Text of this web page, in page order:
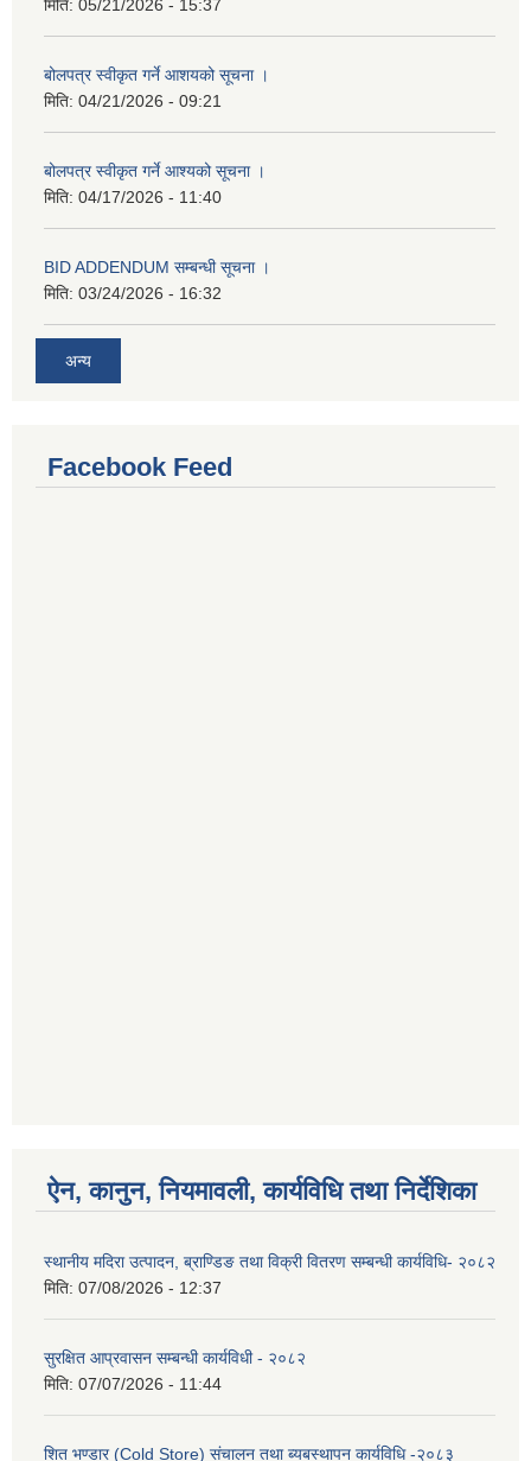
मिति: 05/21/2026 - 15:37
बोलपत्र स्वीकृत गर्ने आशयको सूचना ।
मिति: 04/21/2026 - 09:21
बोलपत्र स्वीकृत गर्ने आश्यको सूचना ।
मिति: 04/17/2026 - 11:40
BID ADDENDUM सम्बन्धी सूचना ।
मिति: 03/24/2026 - 16:32
अन्य
Facebook Feed
ऐन, कानुन, नियमावली, कार्यविधि तथा निर्देशिका
स्थानीय मदिरा उत्पादन, ब्राण्डिङ तथा विक्री वितरण सम्बन्धी कार्यविधि- २०८२
मिति: 07/08/2026 - 12:37
सुरक्षित आप्रवासन सम्बन्धी कार्यविधी - २०८२
मिति: 07/07/2026 - 11:44
शित भण्डार (Cold Store) संचालन तथा ब्यबस्थापन कार्यविधि -२०८३